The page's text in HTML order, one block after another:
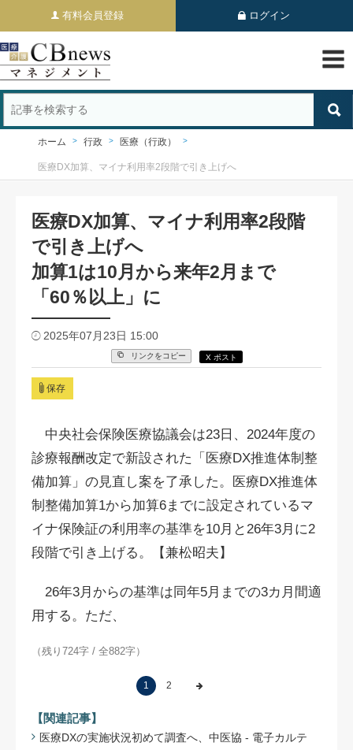
有料会員登録 ログイン
ホーム 行政 医療（行政）
医療DX加算、マイナ利用率2段階で引き上げへ
医療DX加算、マイナ利用率2段階
で引き上げへ
加算1は10月から来年2月まで
「60％以上」に
2025年07月23日 15:00
リンクをコピー X ポスト
保存
中央社会保険医療協議会は23日、2024年度の
診療報酬改定で新設された「医療DX推進体制整
備加算」の見直し案を了承した。医療DX推進体
制整備加算1から加算6までに設定されているマ
イナ保険証の利用率の基準を10月と26年3月に2
段階で引き上げる。【兼松昭夫】
26年3月からの基準は同年5月までの3カ月間適
用する。ただ、
（残り724字 / 全882字）
1 2
【関連記事】
医療DXの実施状況初めて調査へ、中医協 - 電子カルテ